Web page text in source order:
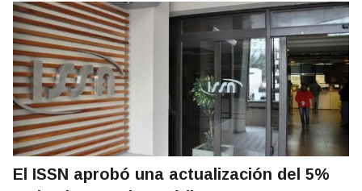
El ISSN aprobó una actualización del 5%